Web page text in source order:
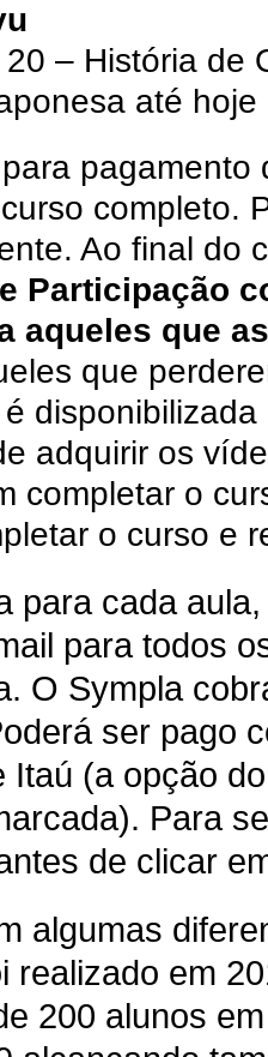
– História de
até hoje
pagamento
completo.
Ao final do
Participação
aqueles que
que
disponibilizada
adquirir os
completar o
o curso e
para cada
para todos
O Sympla
ser pago
Itaú (a opção
Para
de clicar
algumas
realizado em
200 alunos